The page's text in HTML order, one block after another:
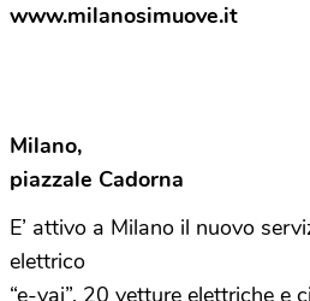
www.milanosimuove.it
Milano,
piazzale Cadorna
E’ attivo a Milano il nuovo
elettrico
“e-vai”. 20 vetture elettriche e